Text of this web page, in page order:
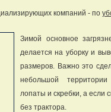
компаний - по
Зимой основное
делается на уборку и
размеров. Важно это
небольшой
лопаты и скребки, а если
без трактора.